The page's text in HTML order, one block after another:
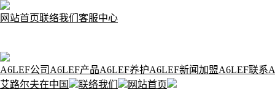
网站首页联络我们 客服中心
A6LEF公司 A6LEF产品A6LEF养护A6LEF新闻加盟A6LEF联系
艾路尔夫在中国
联络我们 网站首页